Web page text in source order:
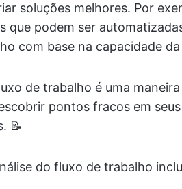
soluções melhores. Por
que podem ser
com base na capacidade da
de trabalho é uma
pontos fracos em
📝
do fluxo de trabalho